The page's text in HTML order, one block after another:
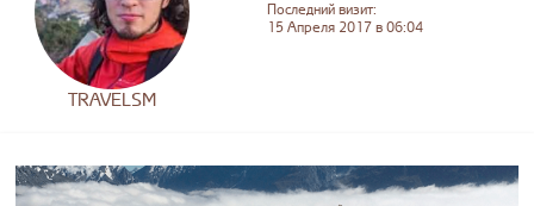
TRAVELSM
Последний визит:
15 Апреля 2017 в 06:04